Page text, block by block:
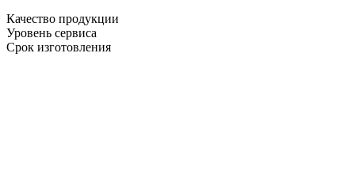
Качество продукции
Уровень сервиса
Срок изготовления